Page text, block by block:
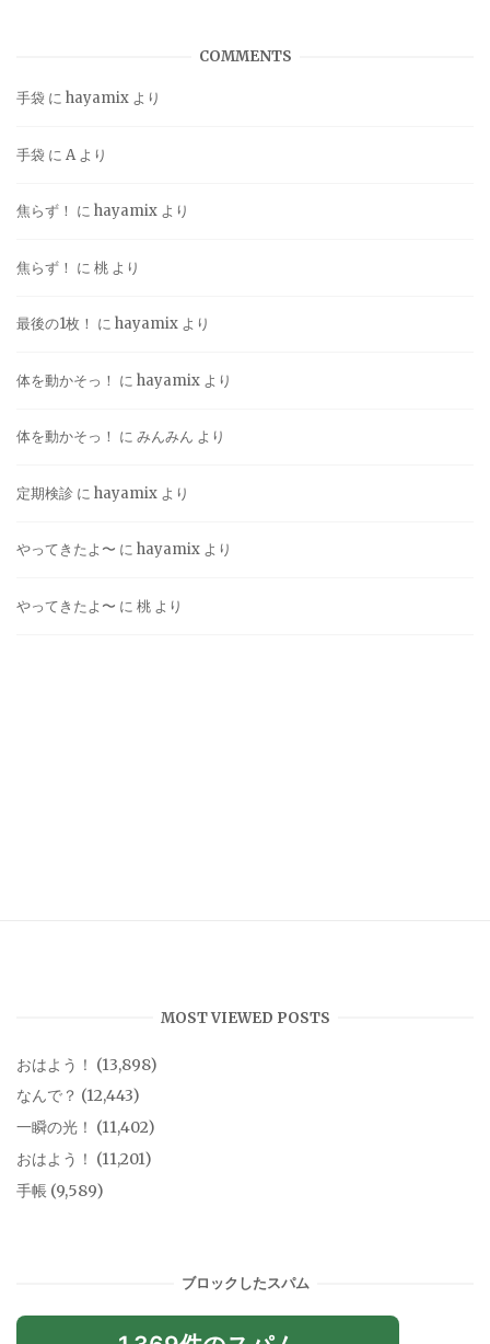
COMMENTS
手袋 に hayamix より
手袋 に Aより
焦らず！ に hayamix より
焦らず！ に 桃 より
最後の1枚！ に hayamix より
体を動かそっ！ に hayamix より
体を動かそっ！ に みんみん より
定期検診 に hayamix より
やってきたよ〜 に hayamix より
やってきたよ〜 に 桃 より
MOST VIEWED POSTS
おはよう！ (13,898)
なんで？ (12,443)
一瞬の光！ (11,402)
おはよう！ (11,201)
手帳 (9,589)
ブロックしたスパム